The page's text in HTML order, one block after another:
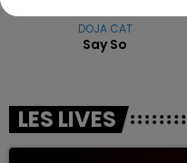
DOJA CAT
Say So
LES LIVES